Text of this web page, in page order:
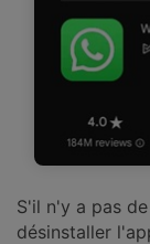
S'il n'y a pas
désinstaller